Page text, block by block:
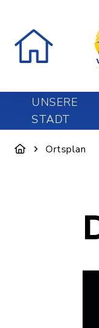
UNSERE
STADT
Ortsplan